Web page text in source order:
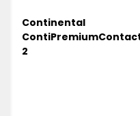
Continental
2